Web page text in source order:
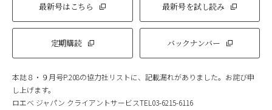
最新号はこちら 最新号を試し読み
定期購読 バックナンバー
本誌８・９月号P.208の協力社リストに、記載漏れがありました。お詫び申
し上げます。
ロエベ ジャパン クライアントサービスTEL03-6215-6116